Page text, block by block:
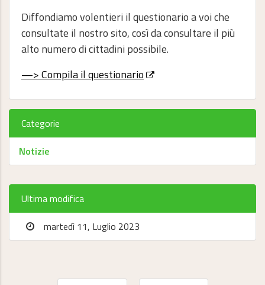
Diffondiamo volentieri il questionario a voi che
consultate il nostro sito, così da consultare il più
alto numero di cittadini possibile.
—> Compila il questionario
Categorie
Notizie
Ultima modifica
martedì 11, Luglio 2023